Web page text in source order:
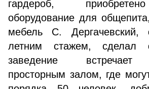
гардероб,
оборудование для
мебель С.
летним стажем, сделал
заведение встречает
просторным залом, где